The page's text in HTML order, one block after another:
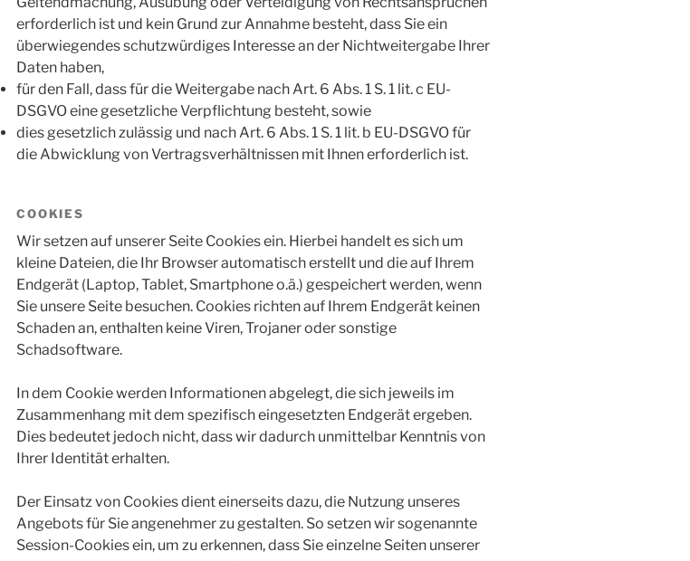
erforderlich ist und kein Grund zur Annahme besteht, dass Sie ein
überwiegendes schutzwürdiges Interesse an der Nichtweitergabe Ihrer
Daten haben,
für den Fall, dass für die Weitergabe nach Art. 6 Abs. 1 S. 1 lit. c EU-
DSGVO eine gesetzliche Verpflichtung besteht, sowie
dies gesetzlich zulässig und nach Art. 6 Abs. 1 S. 1 lit. b EU-DSGVO für
die Abwicklung von Vertragsverhältnissen mit Ihnen erforderlich ist.
COOKIES
Wir setzen auf unserer Seite Cookies ein. Hierbei handelt es sich um
kleine Dateien, die Ihr Browser automatisch erstellt und die auf Ihrem
Endgerät (Laptop, Tablet, Smartphone o.ä.) gespeichert werden, wenn
Sie unsere Seite besuchen. Cookies richten auf Ihrem Endgerät keinen
Schaden an, enthalten keine Viren, Trojaner oder sonstige
Schadsoftware.
In dem Cookie werden Informationen abgelegt, die sich jeweils im
Zusammenhang mit dem spezifisch eingesetzten Endgerät ergeben.
Dies bedeutet jedoch nicht, dass wir dadurch unmittelbar Kenntnis von
Ihrer Identität erhalten.
Der Einsatz von Cookies dient einerseits dazu, die Nutzung unseres
Angebots für Sie angenehmer zu gestalten. So setzen wir sogenannte
Session-Cookies ein, um zu erkennen, dass Sie einzelne Seiten unserer